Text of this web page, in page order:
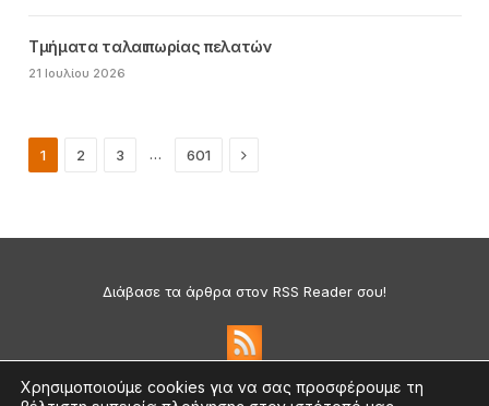
Τμήματα ταλαιπωρίας πελατών
21 Ιουλίου 2026
1 2 3 … 601 Next
Διάβασε τα άρθρα στον RSS Reader σου!
Χρησιμοποιούμε cookies για να σας προσφέρουμε τη